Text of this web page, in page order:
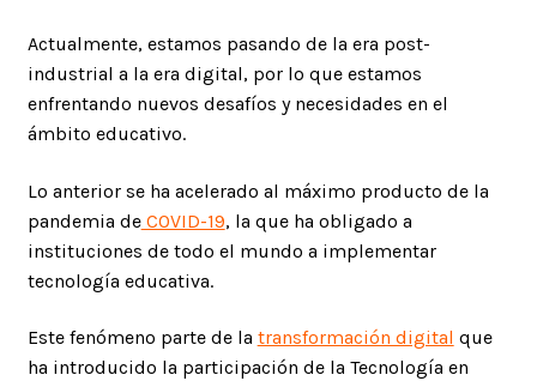
Actualmente, estamos pasando de la era post-
industrial a la era digital, por lo que estamos
enfrentando nuevos desafíos y necesidades en el
ámbito educativo.
Lo anterior se ha acelerado al máximo producto de la
pandemia deCOVID-19, la que ha obligado a
instituciones de todo el mundo a implementar
tecnología educativa.
Este fenómeno parte de la transformación digital que
ha introducido la participación de la Tecnología en